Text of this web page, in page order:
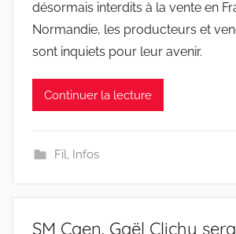
désormais interdits à la vente en
Normandie, les producteurs et
sont inquiets pour leur avenir.
Continuer la lecture
Fil, Infos
SM Caen. Gaël Clichy sera